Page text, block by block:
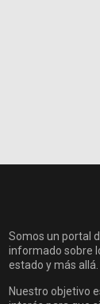
Somos un portal
informado sobre
estado y más allá.
Nuestro objetivo